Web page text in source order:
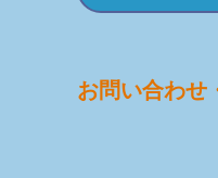
お問い合わせ